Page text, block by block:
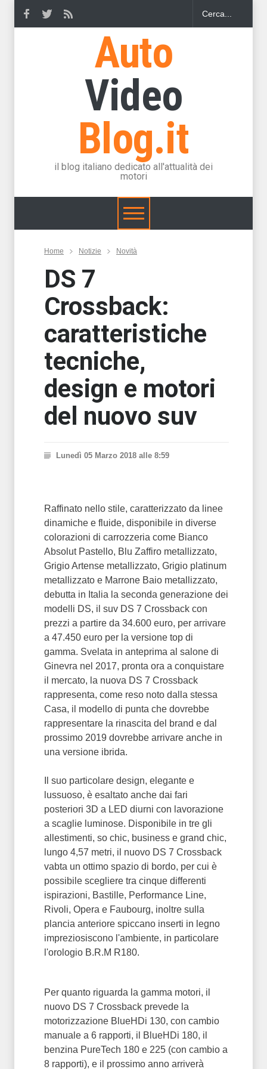
Auto
Video
Blog.it
il blog italiano dedicato all'attualità dei
motori
Home Notizie Novità
DS 7
Crossback:
caratteristiche
tecniche,
design e motori
del nuovo suv
Lunedì 05 Marzo 2018 alle 8:59
Raffinato nello stile, caratterizzato da linee
dinamiche e fluide, disponibile in diverse
colorazioni di carrozzeria come Bianco
Absolut Pastello, Blu Zaffiro metallizzato,
Grigio Artense metallizzato, Grigio platinum
metallizzato e Marrone Baio metallizzato,
debutta in Italia la seconda generazione dei
modelli DS, il suv DS 7 Crossback con
prezzi a partire da 34.600 euro, per arrivare
a 47.450 euro per la versione top di
gamma. Svelata in anteprima al salone di
Ginevra nel 2017, pronta ora a conquistare
il mercato, la nuova DS 7 Crossback
rappresenta, come reso noto dalla stessa
Casa, il modello di punta che dovrebbe
rappresentare la rinascita del brand e dal
prossimo 2019 dovrebbe arrivare anche in
una versione ibrida.
Il suo particolare design, elegante e
lussuoso, è esaltato anche dai fari
posteriori 3D a LED diurni con lavorazione
a scaglie luminose. Disponibile in tre gli
allestimenti, so chic, business e grand chic,
lungo 4,57 metri, il nuovo DS 7 Crossback
vabta un ottimo spazio di bordo, per cui è
possibile scegliere tra cinque differenti
ispirazioni, Bastille, Performance Line,
Rivoli, Opera e Faubourg, inoltre sulla
plancia anteriore spiccano inserti in legno
impreziosiscono l'ambiente, in particolare
l'orologio B.R.M R180.
Per quanto riguarda la gamma motori, il
nuovo DS 7 Crossback prevede la
motorizzazione BlueHDi 130, con cambio
manuale a 6 rapporti, il BlueHDi 180, il
benzina PureTech 180 e 225 (con cambio a
8 rapporti), e il prossimo anno arriverà